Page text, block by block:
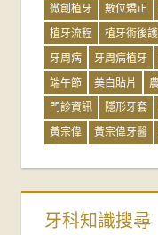
微創植牙
數位矯正
植牙流程
植牙術後
牙周病
牙周病植牙
端午節
美白貼片
門診資訊
隱形牙套
黃宗偉
黃宗偉牙醫
牙科知識搜尋